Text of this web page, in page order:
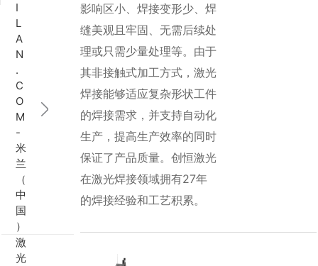
CO2激光打标机
在线飞行激光打标机
CX-3D系列激光打标机
EM-Smart 系列
大幅激光切割机
管材激光切割机
创恒激光CX-CE-1500手持焊接机_激光焊接机
创恒激光机械手臂激光焊接机
电机定转子铁芯单工位激光焊接机
创恒激光双头双工位铁芯激光焊接机
新能源电机定转子铁芯激光焊接机
创恒激光阀芯焊接工作站
激光智能生产线
新能源电机定子铁芯激光焊接产线
新能源电机转子铁芯自动检测压铆产线
激光清洗系列
创恒激光清洗机
激光加工服务
电机定转子铁芯快速打样加工服务
轨道交通行业激光智能加工解决方案
水泵风机行业
眼镜行业
水暖洁具行业
厨具五金行业
包装赋码及标机
科技创恒
加入创恒
MILAN.COM
展会活动
行业动态
MILAN.COM-米兰（中国）
I
L
A
N
.
C
O
M
-
米
兰
（
中
国
）
激
光
影响区小、焊接变形少、焊
缝美观且牢固、无需后续处
理或只需少量处理等。由于
其非接触式加工方式，激光
焊接能够适应复杂形状工件
的焊接需求，并支持自动化
生产，提高生产效率的同时
保证了产品质量。创恒激光
在激光焊接领域拥有27年
的焊接经验和工艺积累。